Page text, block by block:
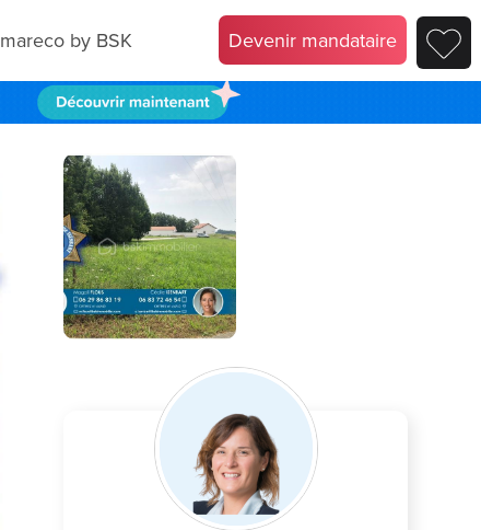
mareco by BSK Devenir mandataire